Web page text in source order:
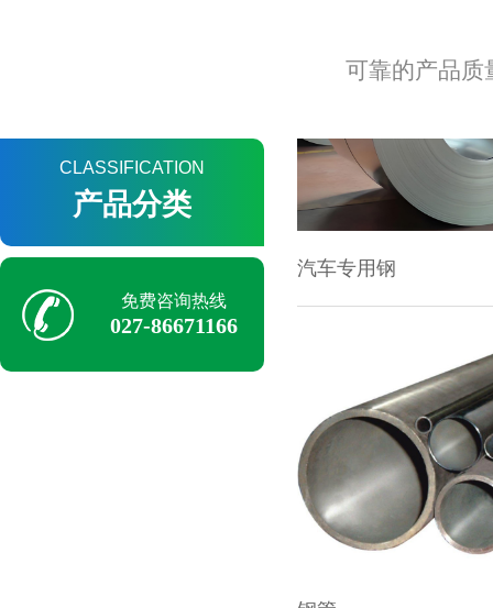
可靠的产品质
CLASSIFICATION
产品分类
免费咨询热线
027-86671166
汽车专用钢
钢管